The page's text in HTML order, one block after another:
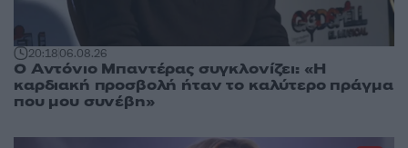
20:1806.08.26
Ο Αντόνιο Μπαντέρας συγκλονίζει: «Η
καρδιακή προσβολή ήταν το καλύτερο πράγμα
που μου συνέβη»